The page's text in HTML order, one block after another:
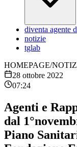
diventa agente
notizie
tglab
HOMEPAGE/
28 ottobre 2022
07:24
Agenti e
dal
Piano